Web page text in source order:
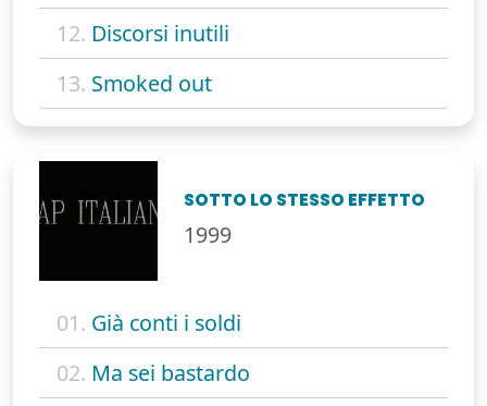
12. Discorsi inutili
13. Smoked out
SOTTO LO STESSO EFFETTO
1999
01. Già conti i soldi
02. Ma sei bastardo